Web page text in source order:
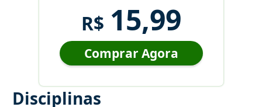
R$ 15,99
Comprar Agora
Disciplinas